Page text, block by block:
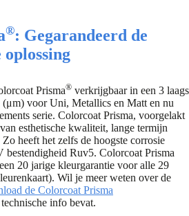
®: Gegarandeerd de
oplossing
Prisma® verkrijgbaar in een 3 laags
(μm) voor Uni, Metallics en Matt en nu
serie. Colorcoat Prisma, voorgelakt
esthetische kwaliteit, lange termijn
heeft het zelfs de hoogste corrosie
bestendigheid Ruv5. Colorcoat Prisma
20 jarige kleurgarantie voor alle 29
Wil je meer weten over de
de Colorcoat Prisma
info bevat.